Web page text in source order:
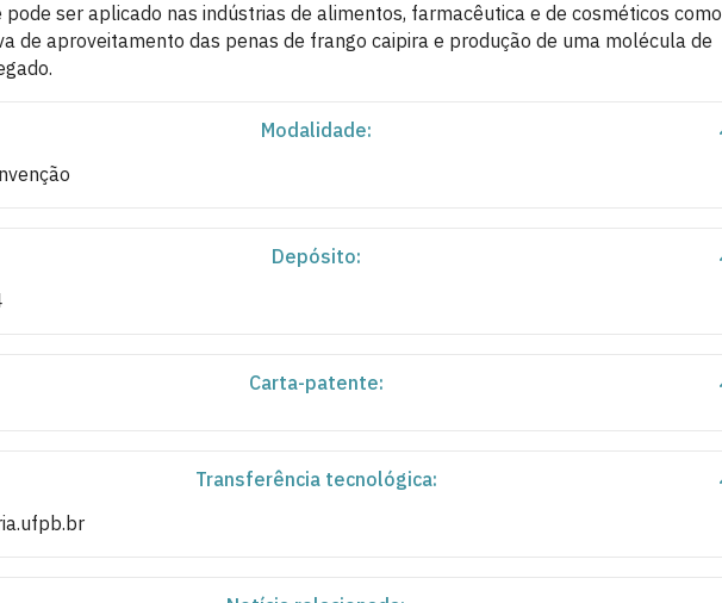
pode ser aplicado nas indústrias de alimentos, farmacêutica e de cosméticos como
de aproveitamento das penas de frango caipira e produção de uma molécula de
Modalidade:
Depósito:
Carta-patente:
Transferência tecnológica: